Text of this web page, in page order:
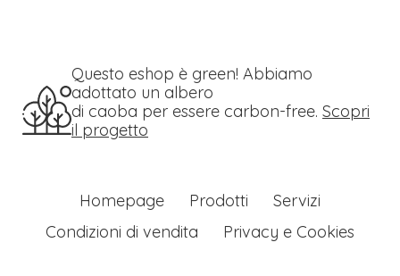
Questo eshop è green! Abbiamo
adottato un albero
di caoba per essere carbon-free. Scopri
il progetto
Homepage Prodotti
Servizi
Condizioni di vendita
Privacy e Cookies